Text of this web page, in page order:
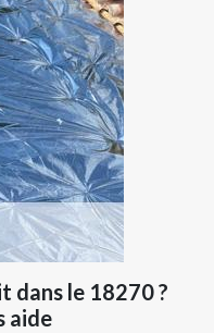
dans le 18270 ?
aide